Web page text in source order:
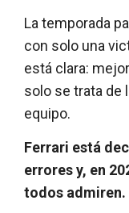
La temporada
con solo una
está clara:
solo se trata de
equipo.
Ferrari está
errores y, en
todos admiren.